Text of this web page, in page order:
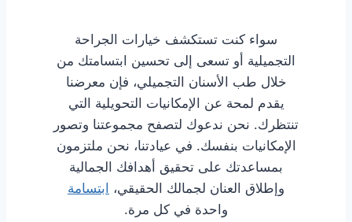
سواء كنت تستكشف خيارات الجراحة
التجميلية أو تسعى إلى تحسين ابتسامتك من
خلال طب الأسنان التجميلي، فإن معرضنا
يقدم لمحة عن الإمكانيات التحويلية التي
تنتظرك. نحن ندعوك لتصفح مجموعتنا وتصور
الإمكانيات بنفسك. في عيادتنا، نحن ملتزمون
بمساعدتك على تحقيق أهدافك الجمالية
وإطلاق العنان لجمالك الحقيقي، ابتسامة
واحدة في كل مرة.